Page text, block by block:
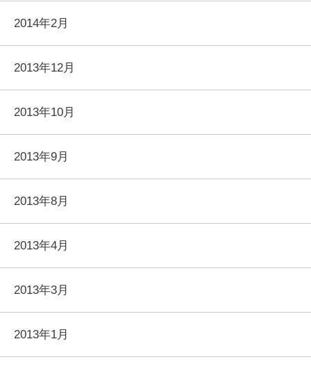
2014年2月
2013年12月
2013年10月
2013年9月
2013年8月
2013年4月
2013年3月
2013年1月